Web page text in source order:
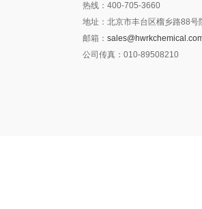
热线： 400-705-3660
地址： 北京市丰台区榴乡路88号
邮箱：
公司传真： 010-89508210